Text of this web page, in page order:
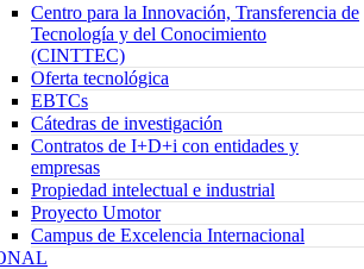
Centro para la Innovación, Transferencia de
Tecnología y del Conocimiento
(CINTTEC)
Oferta tecnológica
EBTCs
Cátedras de investigación
Contratos de I+D+i con entidades y
empresas
Propiedad intelectual e industrial
Proyecto Umotor
Campus de Excelencia Internacional